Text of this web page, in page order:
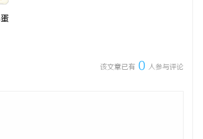
该文章已有 0 人参与评论